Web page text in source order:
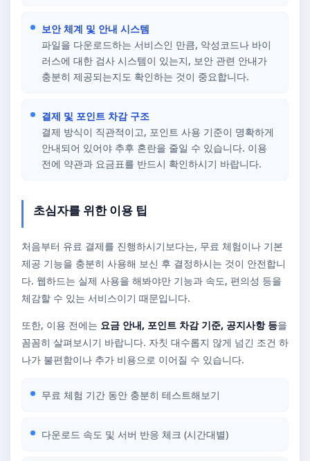
보안 체계 및 안내 시스템
파일을 다운로드하는 서비스인 만큼, 악성코드나 바이
러스에 대한 검사 시스템이 있는지, 보안 관련 안내가
충분히 제공되는지도 확인하는 것이 중요합니다.
결제 및 포인트 차감 구조
결제 방식이 직관적이고, 포인트 사용 기준이 명확하게
안내되어 있어야 추후 혼란을 줄일 수 있습니다. 이용
전에 약관과 요금표를 반드시 확인하시기 바랍니다.
초심자를 위한 이용 팁
처음부터 유료 결제를 진행하시기보다는, 무료 체험이나 기본
제공 기능을 충분히 사용해 보신 후 결정하시는 것이 안전합니
다. 웹하드는 실제 사용을 해봐야만 기능과 속도, 편의성 등을
체감할 수 있는 서비스이기 때문입니다.
또한, 이용 전에는 요금 안내, 포인트 차감 기준, 공지사항 등을
꼼꼼히 살펴보시기 바랍니다. 자칫 대수롭지 않게 넘긴 조건 하
나가 불편함이나 추가 비용으로 이어질 수 있습니다.
무료 체험 기간 동안 충분히 테스트해보기
다운로드 속도 및 서버 반응 체크 (시간대별)